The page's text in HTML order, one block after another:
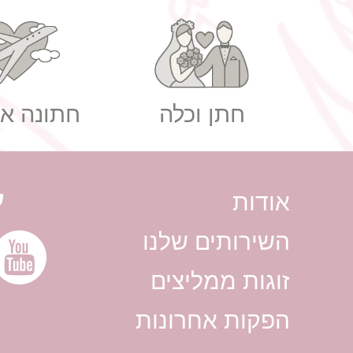
בר לאירועים
חתן וכלה חתונה
אודות
השירותים שלנו
זוגות ממליצים
הפקות אחרונות